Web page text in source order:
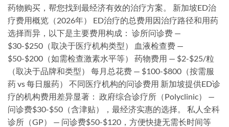
药物购买，帮您找到最经济有效的治疗方案。 新加坡ED治
疗费用概览（2026年） ED治疗的总费用因治疗路径和用药
选择而异，以下是主要费用构成： 诊所问诊费 —
$30-$250（取决于医疗机构类型） 血液检查费 —
$50-$200（如需检查激素水平等） 药物费用 — $2-$25/粒
（取决于品牌和类型） 每月总花费 — $100-$800（按需服
药 vs 每日服药） 不同医疗机构的问诊费用 新加坡提供ED诊
疗的机构费用差异显著： 政府综合诊疗所（Polyclinic） —
问诊费$30-$50（含津贴），最经济实惠的选择。 私人全科
诊所（GP） — 问诊费$50-$120，方便快捷无需长时间等